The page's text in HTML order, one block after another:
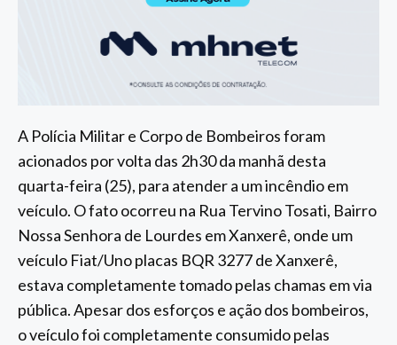
A Polícia Militar e Corpo de Bombeiros foram
acionados por volta das 2h30 da manhã desta
quarta-feira (25), para atender a um incêndio em
veículo. O fato ocorreu na Rua Tervino Tosati, Bairro
Nossa Senhora de Lourdes em Xanxerê, onde um
veículo Fiat/Uno placas BQR 3277 de Xanxerê,
estava completamente tomado pelas chamas em via
pública. Apesar dos esforços e ação dos bombeiros,
o veículo foi completamente consumido pelas